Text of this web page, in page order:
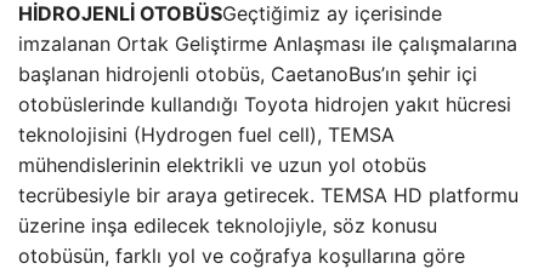
HİDROJENLİ OTOBÜSGeçtiğimiz ay içerisinde
imzalanan Ortak Geliştirme Anlaşması ile çalışmalarına
başlanan hidrojenli otobüs, CaetanoBus’ın şehir içi
otobüslerinde kullandığı Toyota hidrojen yakıt hücresi
teknolojisini (Hydrogen fuel cell), TEMSA
mühendislerinin elektrikli ve uzun yol otobüs
tecrübesiyle bir araya getirecek. TEMSA HD platformu
üzerine inşa edilecek teknolojiyle, söz konusu
otobüsün, farklı yol ve coğrafya koşullarına göre